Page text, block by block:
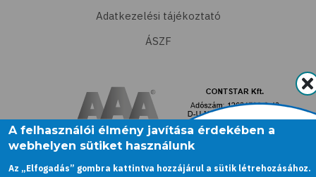
Adatkezelési tájékoztató
ÁSZF
A felhasználói élmény javítása érdekében a
webhelyen sütiket használunk
Az „Elfogadás” gombra kattintva hozzájárul a sütik létrehozásához.